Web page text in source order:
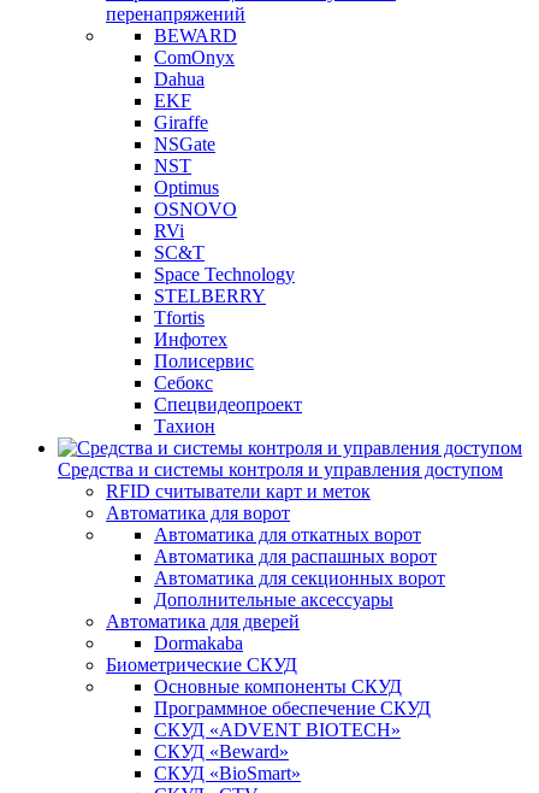
перенапряжений
BEWARD
ComOnyx
Dahua
EKF
Giraffe
NSGate
NST
Optimus
OSNOVO
RVi
SC&T
Space Technology
STELBERRY
Tfortis
Инфотех
Полисервис
Себокс
Спецвидеопроект
Тахион
Средства и системы контроля и управления доступом
RFID считыватели карт и меток
Автоматика для ворот
Автоматика для откатных ворот
Автоматика для распашных ворот
Автоматика для секционных ворот
Дополнительные аксессуары
Автоматика для дверей
Dormakaba
Биометрические СКУД
Основные компоненты СКУД
Программное обеспечение СКУД
СКУД «ADVENT BIOTECH»
СКУД «Beward»
СКУД «BioSmart»